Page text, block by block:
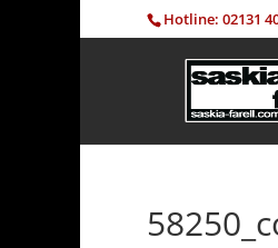
Hotline: 02131